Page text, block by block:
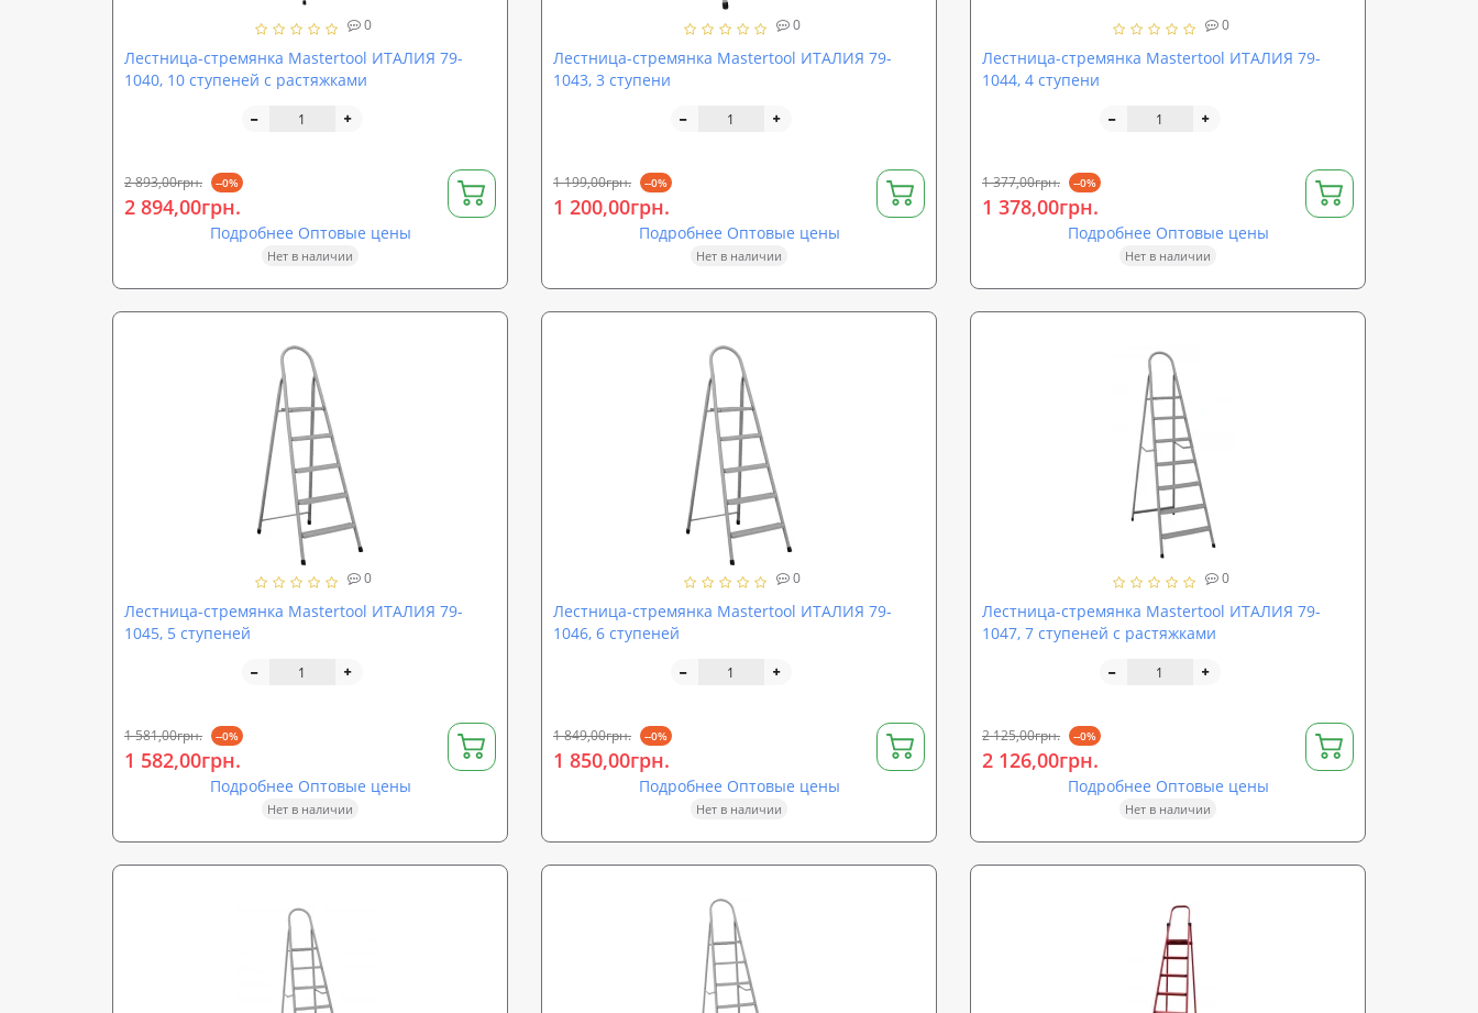
0
Лестница-стремянка Mastertool ИТАЛИЯ 79-
1040, 10 ступеней с растяжками
2 893,00грн. --0%
2 894,00грн.
Подробнее Оптовые цены
Нет в наличии
0
Лестница-стремянка Mastertool ИТАЛИЯ 79-
1043, 3 ступени
1 199,00грн. --0%
1 200,00грн.
Подробнее Оптовые цены
Нет в наличии
0
Лестница-стремянка Mastertool ИТАЛИЯ 79-
1044, 4 ступени
1 377,00грн. --0%
1 378,00грн.
Подробнее Оптовые цены
Нет в наличии
0
Лестница-стремянка Mastertool ИТАЛИЯ 79-
1045, 5 ступеней
1 581,00грн. --0%
1 582,00грн.
Подробнее Оптовые цены
Нет в наличии
0
Лестница-стремянка Mastertool ИТАЛИЯ 79-
1046, 6 ступеней
1 849,00грн. --0%
1 850,00грн.
Подробнее Оптовые цены
Нет в наличии
0
Лестница-стремянка Mastertool ИТАЛИЯ 79-
1047, 7 ступеней с растяжками
2 125,00грн. --0%
2 126,00грн.
Подробнее Оптовые цены
Нет в наличии